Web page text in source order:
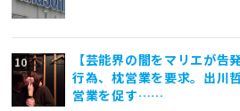
【芸能界の闇をマリエが告
行為、枕営業を要求。出川
営業を促す……